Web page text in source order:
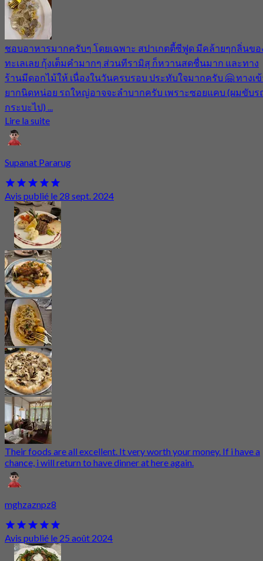
ชอบอาหารมากครับๆ โดยเฉพาะ สปาเกตตี้ซีฟูด มีคล้ายๆกลิ่นขอ
ทะเลเลย กุ้งเต็มคำมากๆ ส่วนทีรามิสุ ก็หวานสดชื่นมาก และทาง
ร้านมีดอกไม้ให้ เนื่องในวันครบรอบ ประทับใจมากครับ 🤗 ทางเ
ยากนิดหน่อย รถใหญ่อาจจะลำบากครับ เพราะซอยแคบ (ผมขับร
กระบะไป) ...
Lire la suite
Supanat Pararug
Avis publié le 28 sept. 2024
Their foods are all excellent. It very worth your money. If i have a
chance, i will return to have dinner at here again.
mghzaznpz8
Avis publié le 25 août 2024